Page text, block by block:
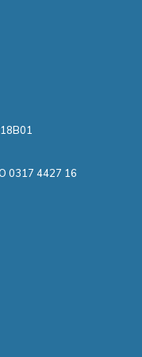
0317 4427 16